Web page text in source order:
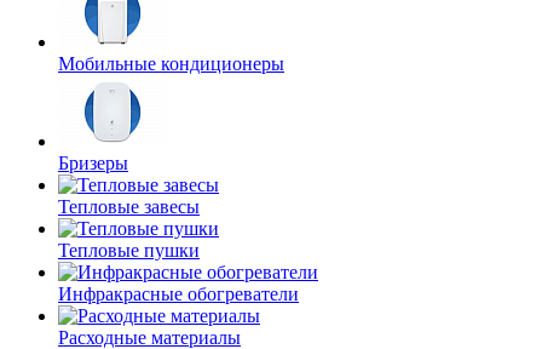
Мобильные кондиционеры
Бризеры
Тепловые завесы
Тепловые пушки
Инфракрасные обогреватели
Расходные материалы